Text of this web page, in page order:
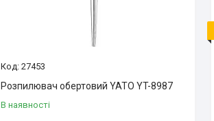
27453
Розпилювач обертовий YATO YT-8987
В наявності